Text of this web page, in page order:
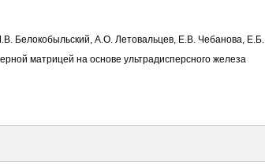
Белокобыльский, А.О. Летовальцев, Е.В. Чебанова, Е.Б.
матрицей на основе ультрадисперсного железа